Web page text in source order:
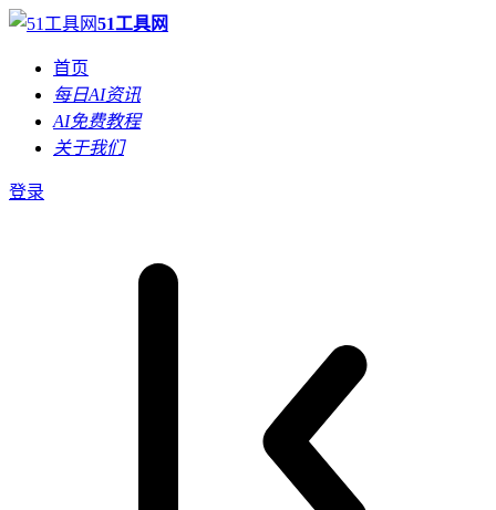
51工具网
首页
每日AI资讯
AI免费教程
关于我们
登录